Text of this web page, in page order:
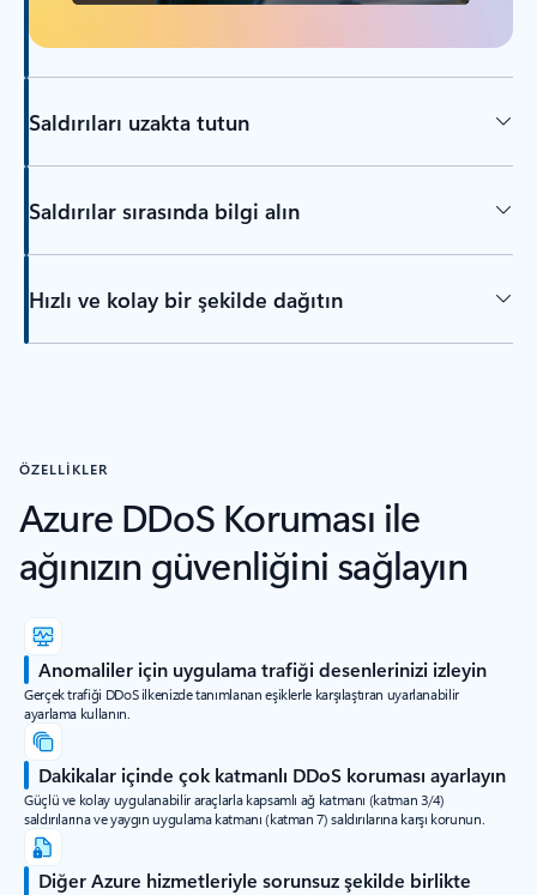
Saldırıları uzakta tutun
Saldırılar sırasında bilgi alın
Hızlı ve kolay bir şekilde dağıtın
ÖZELLİKLER
Azure DDoS Koruması ile
ağınızın güvenliğini sağlayın
Anomaliler için uygulama trafiği desenlerinizi izleyin
Gerçek trafiği DDoS ilkenizde tanımlanan eşiklerle karşılaştıran uyarlanabilir
ayarlama kullanın.
Dakikalar içinde çok katmanlı DDoS koruması ayarlayın
Güçlü ve kolay uygulanabilir araçlarla kapsamlı ağ katmanı (katman 3/4)
saldırılarına ve yaygın uygulama katmanı (katman 7) saldırılarına karşı korunun.
Diğer Azure hizmetleriyle sorunsuz şekilde birlikte